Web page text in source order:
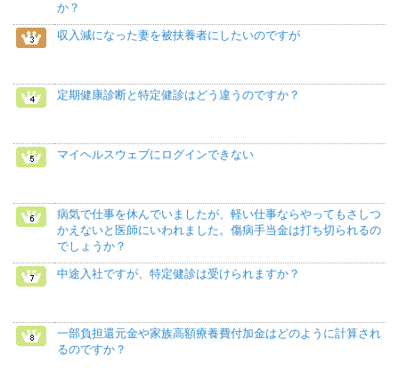
か？
収入減になった妻を被扶養者にしたいのですが
定期健康診断と特定健診はどう違うのですか？
マイヘルスウェブにログインできない
病気で仕事を休んでいましたが、軽い仕事ならやってもさしつ
かえないと医師にいわれました。傷病手当金は打ち切られるの
でしょうか？
中途入社ですが、特定健診は受けられますか？
一部負担還元金や家族高額療養費付加金はどのように計算され
るのですか？